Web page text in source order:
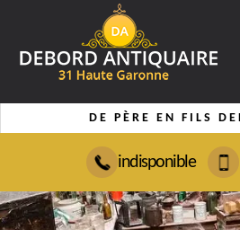
DE PÈRE EN FILS
indisponible